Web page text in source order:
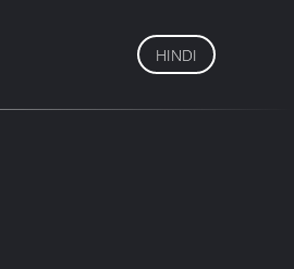
HINDI